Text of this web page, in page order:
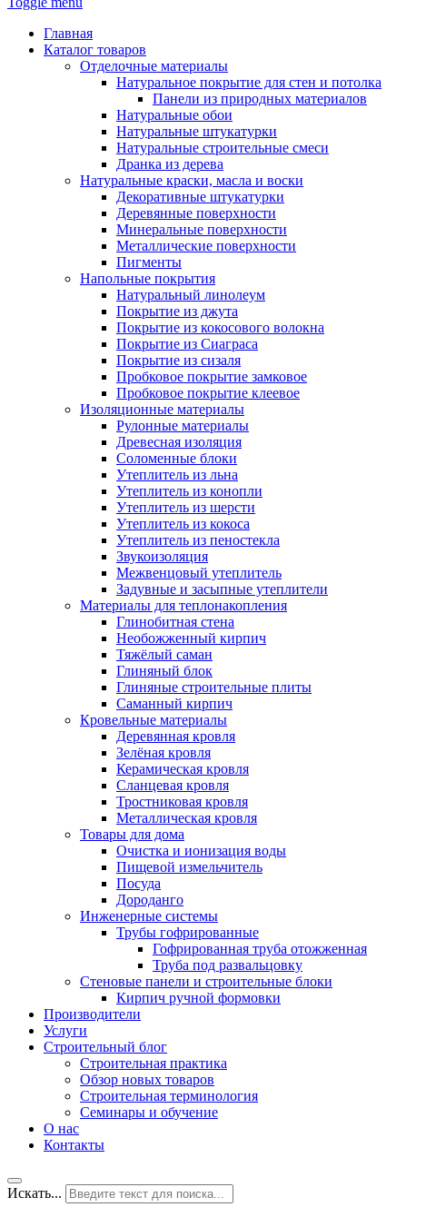
Главная
Каталог товаров
Отделочные материалы
Натуральное покрытие для стен и потолка
Панели из природных материалов
Натуральные обои
Натуральные штукатурки
Натуральные строительные смеси
Дранка из дерева
Натуральные краски, масла и воски
Декоративные штукатурки
Деревянные поверхности
Минеральные поверхности
Металлические поверхности
Пигменты
Напольные покрытия
Натуральный линолеум
Покрытие из джута
Покрытие из кокосового волокна
Покрытие из Сиаграса
Покрытие из сизаля
Пробковое покрытие замковое
Пробковое покрытие клеевое
Изоляционные материалы
Рулонные материалы
Древесная изоляция
Соломенные блоки
Утеплитель из льна
Утеплитель из конопли
Утеплитель из шерсти
Утеплитель из кокоса
Утеплитель из пеностекла
Звукоизоляция
Межвенцовый утеплитель
Задувные и засыпные утеплители
Материалы для теплонакопления
Глинобитная стена
Необожженный кирпич
Тяжёлый саман
Глиняный блок
Глиняные строительные плиты
Саманный кирпич
Кровельные материалы
Деревянная кровля
Зелёная кровля
Керамическая кровля
Сланцевая кровля
Тростниковая кровля
Металлическая кровля
Товары для дома
Очистка и ионизация воды
Пищевой измельчитель
Посуда
Дороданго
Инженерные системы
Трубы гофрированные
Гофрированная труба отожженная
Труба под развальцовку
Стеновые панели и строительные блоки
Кирпич ручной формовки
Производители
Услуги
Строительный блог
Строительная практика
Обзор новых товаров
Строительная терминология
Семинары и обучение
О нас
Контакты
Искать...